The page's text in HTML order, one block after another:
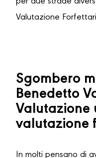
Valutazione
Sgombero
Benedetto
Valutazione
valutazione
In molti pensano di